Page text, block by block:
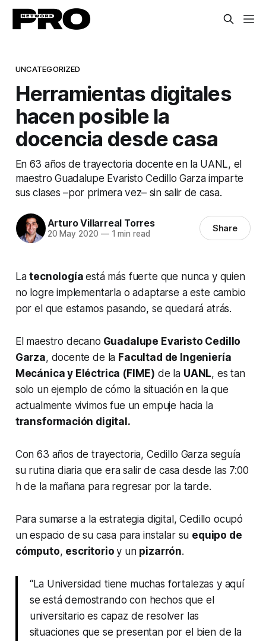
UNCATEGORIZED
Herramientas digitales
hacen posible la
docencia desde casa
En 63 años de trayectoria docente en la UANL, el
maestro Guadalupe Evaristo Cedillo Garza imparte
sus clases –por primera vez– sin salir de casa.
Arturo Villarreal Torres
20 May 2020 —1 min read Share
Latecnologíaestá más fuerte que nunca y quien
no logre implementarla o adaptarse a este cambio
por el que estamos pasando, se quedará atrás.
El maestro decano Guadalupe Evaristo Cedillo
Garza, docente de la Facultad de Ingeniería
Mecánica y Eléctrica (FIME) de la UANL, es tan
solo un ejemplo de cómo la situación en la que
actualmente vivimos fue un empuje hacia la
transformación digital.
Con 63 años de trayectoria, Cedillo Garza seguía
su rutina diaria que era salir de casa desde las 7:00
h de la mañana para regresar por la tarde.
Para sumarse a la estrategia digital, Cedillo ocupó
un espacio de su casa para instalar su equipo de
cómputo, escritorioy un pizarrón.
“La Universidad tiene muchas fortalezas y aquí
se está demostrando con hechos que el
universitario es capaz de resolver las
situaciones que se presentan por el bien de la